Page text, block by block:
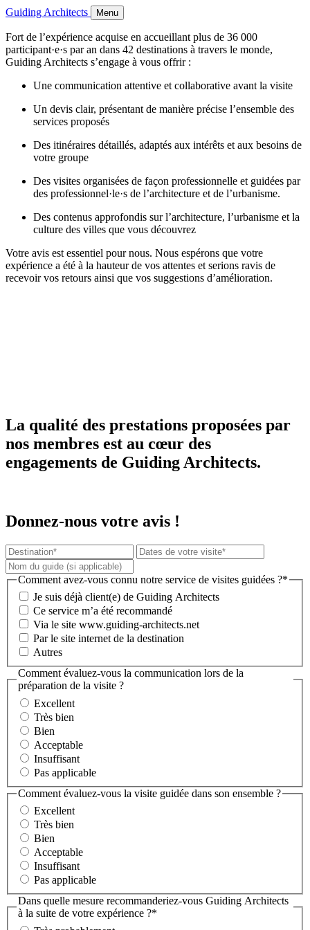
Guiding Architects Menu
Fort de l’expérience acquise en accueillant plus de 36 000
participant·e·s par an dans 42 destinations à travers le monde,
Guiding Architects s’engage à vous offrir :
Une communication attentive et collaborative avant la visite
Un devis clair, présentant de manière précise l’ensemble des
services proposés
Des itinéraires détaillés, adaptés aux intérêts et aux besoins de
votre groupe
Des visites organisées de façon professionnelle et guidées par
des professionnel·le·s de l’architecture et de l’urbanisme.
Des contenus approfondis sur l’architecture, l’urbanisme et la
culture des villes que vous découvrez
Votre avis est essentiel pour nous. Nous espérons que votre
expérience a été à la hauteur de vos attentes et serions ravis de
recevoir vos retours ainsi que vos suggestions d’amélioration.
La qualité des prestations proposées par
nos membres est au cœur des
engagements de Guiding Architects.
Donnez-nous votre avis !
Comment avez-vous connu notre service de visites guidées ?*
Je suis déjà client(e) de Guiding Architects
Ce service m’a été recommandé
Via le site www.guiding-architects.net
Par le site internet de la destination
Autres
Comment évaluez-vous la communication lors de la
préparation de la visite ?
Excellent
Très bien
Bien
Acceptable
Insuffisant
Pas applicable
Comment évaluez-vous la visite guidée dans son ensemble ?
Excellent
Très bien
Bien
Acceptable
Insuffisant
Pas applicable
Dans quelle mesure recommanderiez-vous Guiding Architects
à la suite de votre expérience ?*